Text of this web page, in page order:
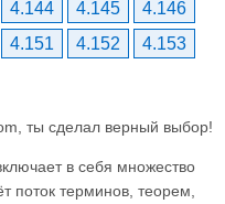
4.144 4.145
4.146
4.151 4.152
4.153
ты сделал верный выбор!
в себя множество
поток терминов, теорем,